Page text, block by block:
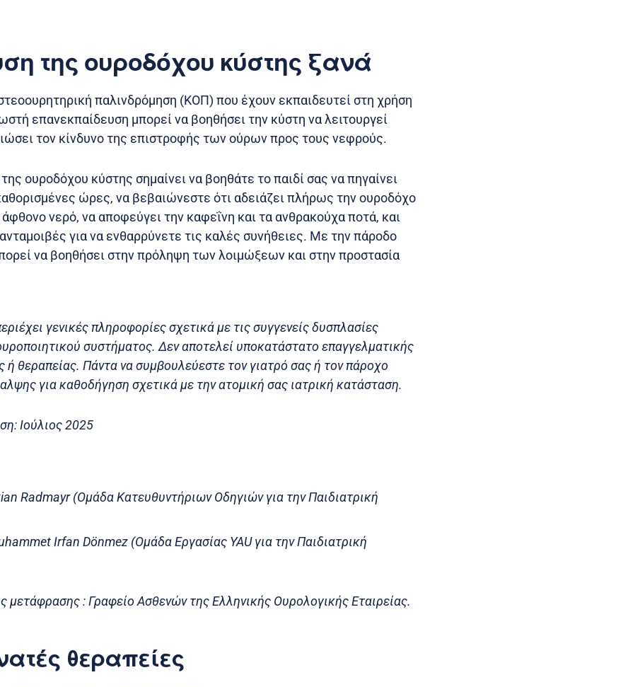
της ουροδόχου κύστης ξανά
παλινδρόμηση (ΚΟΠ) που έχουν εκπαιδευτεί στη χρήση
επανεκπαίδευση μπορεί να βοηθήσει την κύστη να λειτουργεί
τον κίνδυνο της επιστροφής των ούρων προς τους νεφρούς.
ουροδόχου κύστης σημαίνει να βοηθάτε το παιδί σας να πηγαίνει
ώρες, να βεβαιώνεστε ότι αδειάζει πλήρως την ουροδόχο
άφθονο νερό, να αποφεύγει την καφεΐνη και τα ανθρακούχα ποτά, και
για να ενθαρρύνετε τις καλές συνήθειες. Με την πάροδο
να βοηθήσει στην πρόληψη των λοιμώξεων και στην προστασία
γενικές πληροφορίες σχετικά με τις συγγενείς δυσπλασίες
συστήματος. Δεν αποτελεί υποκατάστατο επαγγελματικής
ή θεραπείας. Πάντα να συμβουλεύεστε τον γιατρό σας ή τον πάροχο
για καθοδήγηση σχετικά με την ατομική σας ιατρική κατάσταση.
Ιούλιος 2025
Radmayr (Ομάδα Κατευθυντήριων Οδηγιών για την Παιδιατρική
Irfan Dönmez (Ομάδα Εργασίας YAU για την Παιδιατρική
μετάφρασης : Γραφείο Ασθενών της Ελληνικής Ουρολογικής Εταιρείας.
θεραπείες